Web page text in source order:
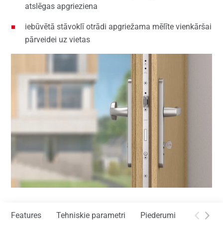
atslēgas apgrieziena
iebūvētā stāvoklī otrādi apgriežama mēlīte vienkāršai
pārveidei uz vietas
Features Tehniskie parametri Piederumi